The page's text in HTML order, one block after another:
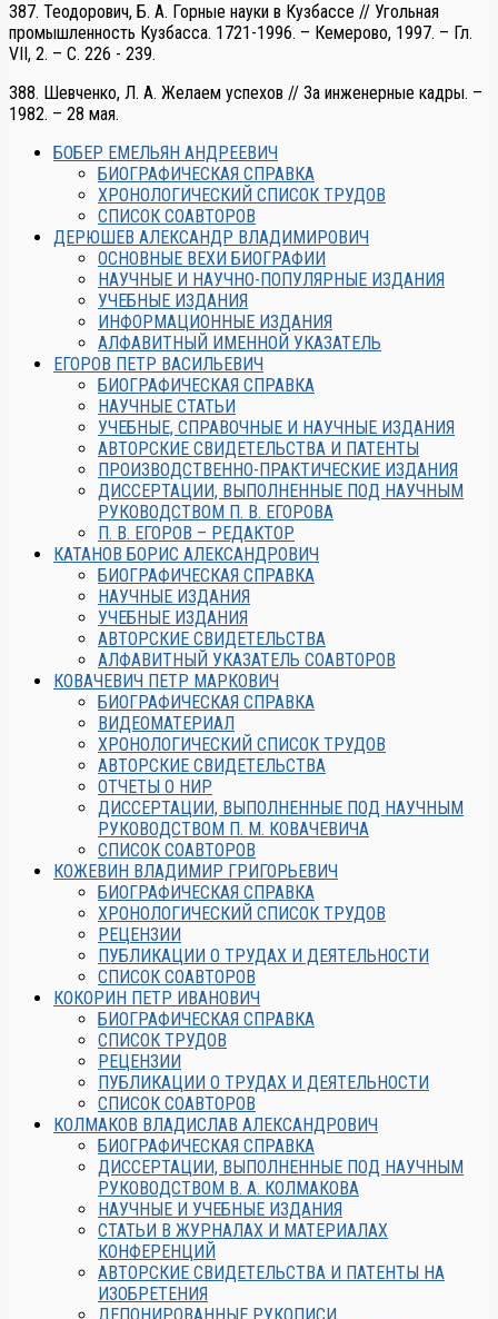
387. Теодорович, Б. А. Горные науки в Кузбассе // Угольная
промышленность Кузбасса. 1721-1996. – Кемерово, 1997. – Гл.
VII, 2. – С. 226 - 239.
388. Шевченко, Л. А. Желаем успехов // За инженерные кадры. –
1982. – 28 мая.
БОБЕР ЕМЕЛЬЯН АНДРЕЕВИЧ
БИОГРАФИЧЕСКАЯ СПРАВКА
ХРОНОЛОГИЧЕСКИЙ СПИСОК ТРУДОВ
СПИСОК СОАВТОРОВ
ДЕРЮШЕВ АЛЕКСАНДР ВЛАДИМИРОВИЧ
ОСНОВНЫЕ ВЕХИ БИОГРАФИИ
НАУЧНЫЕ И НАУЧНО-ПОПУЛЯРНЫЕ ИЗДАНИЯ
УЧЕБНЫЕ ИЗДАНИЯ
ИНФОРМАЦИОННЫЕ ИЗДАНИЯ
АЛФАВИТНЫЙ ИМЕННОЙ УКАЗАТЕЛЬ
ЕГОРОВ ПЕТР ВАСИЛЬЕВИЧ
БИОГРАФИЧЕСКАЯ СПРАВКА
НАУЧНЫЕ СТАТЬИ
УЧЕБНЫЕ, СПРАВОЧНЫЕ И НАУЧНЫЕ ИЗДАНИЯ
АВТОРСКИЕ СВИДЕТЕЛЬСТВА И ПАТЕНТЫ
ПРОИЗВОДСТВЕННО-ПРАКТИЧЕСКИЕ ИЗДАНИЯ
ДИССЕРТАЦИИ, ВЫПОЛНЕННЫЕ ПОД НАУЧНЫМ
РУКОВОДСТВОМ П. В. ЕГОРОВА
П. В. ЕГОРОВ – РЕДАКТОР
КАТАНОВ БОРИС АЛЕКСАНДРОВИЧ
БИОГРАФИЧЕСКАЯ СПРАВКА
НАУЧНЫЕ ИЗДАНИЯ
УЧЕБНЫЕ ИЗДАНИЯ
АВТОРСКИЕ СВИДЕТЕЛЬСТВА
АЛФАВИТНЫЙ УКАЗАТЕЛЬ СОАВТОРОВ
КОВАЧЕВИЧ ПЕТР МАРКОВИЧ
БИОГРАФИЧЕСКАЯ СПРАВКА
ВИДЕОМАТЕРИАЛ
ХРОНОЛОГИЧЕСКИЙ СПИСОК ТРУДОВ
АВТОРСКИЕ СВИДЕТЕЛЬСТВА
ОТЧЕТЫ О НИР
ДИССЕРТАЦИИ, ВЫПОЛНЕННЫЕ ПОД НАУЧНЫМ
РУКОВОДСТВОМ П. М. КОВАЧЕВИЧА
СПИСОК СОАВТОРОВ
КОЖЕВИН ВЛАДИМИР ГРИГОРЬЕВИЧ
БИОГРАФИЧЕСКАЯ СПРАВКА
ХРОНОЛОГИЧЕСКИЙ СПИСОК ТРУДОВ
РЕЦЕНЗИИ
ПУБЛИКАЦИИ О ТРУДАХ И ДЕЯТЕЛЬНОСТИ
СПИСОК СОАВТОРОВ
КОКОРИН ПЕТР ИВАНОВИЧ
БИОГРАФИЧЕСКАЯ СПРАВКА
СПИСОК ТРУДОВ
РЕЦЕНЗИИ
ПУБЛИКАЦИИ О ТРУДАХ И ДЕЯТЕЛЬНОСТИ
СПИСОК СОАВТОРОВ
КОЛМАКОВ ВЛАДИСЛАВ АЛЕКСАНДРОВИЧ
БИОГРАФИЧЕСКАЯ СПРАВКА
ДИССЕРТАЦИИ, ВЫПОЛНЕННЫЕ ПОД НАУЧНЫМ
РУКОВОДСТВОМ В. А. КОЛМАКОВА
НАУЧНЫЕ И УЧЕБНЫЕ ИЗДАНИЯ
СТАТЬИ В ЖУРНАЛАХ И МАТЕРИАЛАХ
КОНФЕРЕНЦИЙ
АВТОРСКИЕ СВИДЕТЕЛЬСТВА И ПАТЕНТЫ НА
ИЗОБРЕТЕНИЯ